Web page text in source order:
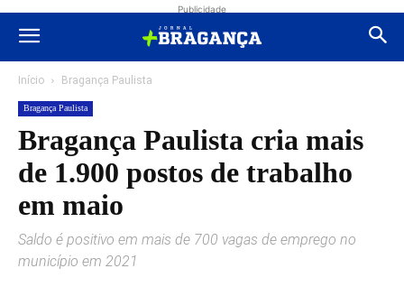
Publicidade
Início Bragança Paulista
Bragança Paulista
Bragança Paulista cria mais
de 1.900 postos de trabalho
em maio
Saldo é positivo em mais de 700 vagas de emprego no
município em 2021